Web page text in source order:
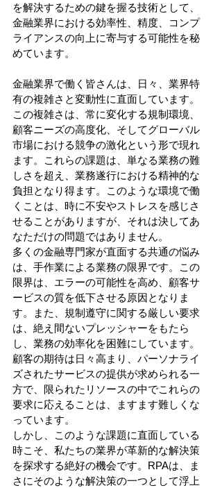
を解決するための鍵を握る技術として、
金融業界における効率性、精度、コンプ
ライアンスの向上に寄与する可能性を秘
めています。
金融業界で働く皆さんは、日々、業界特
有の複雑さと変動性に直面しています。
この複雑さは、常に変化する規制環境、
顧客ニーズの高度化、そしてグローバル
市場における競争の激化という形で現れ
ます。これらの課題は、単なる業務の難
しさを超え、業務遂行における精神的な
負担となり得ます。このような環境で働
くことは、時に不安やストレスを感じさ
せることがありますが、それは決してあ
なただけの問題ではありません。
多くの金融専門家が直面する共通の悩み
は、手作業による業務の限界です。この
限界は、エラーの可能性を高め、顧客サ
ービスの質を低下させる原因となりま
す。また、規制遵守に関する厳しい要求
は、絶え間ないプレッシャーをもたら
し、業務の効率化を困難にしています。
顧客の期待は日々高まり、パーソナライ
ズされたサービスの提供が求められる一
方で、限られたリソースの中でこれらの
要求に応えることは、ますます難しくな
っています。
しかし、このような課題に直面している
時こそ、私たちの業界が革新的な解決策
を探求する絶好の機会です。RPAは、ま
さにそのような解決策の一つとして浮上